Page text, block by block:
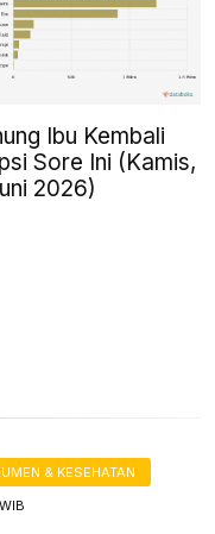
Ibu Kembali
Sore Ini (Kamis,
2026)
& KESEHATAN